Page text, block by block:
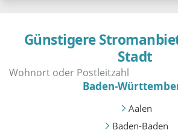
Günstigere
Stadt
Baden-
Aalen
Baden-Baden